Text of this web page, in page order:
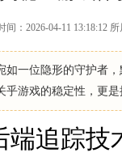
间：2026-04-11 13:18:12
位隐形的守护者，
游戏的稳定性，更
追踪技